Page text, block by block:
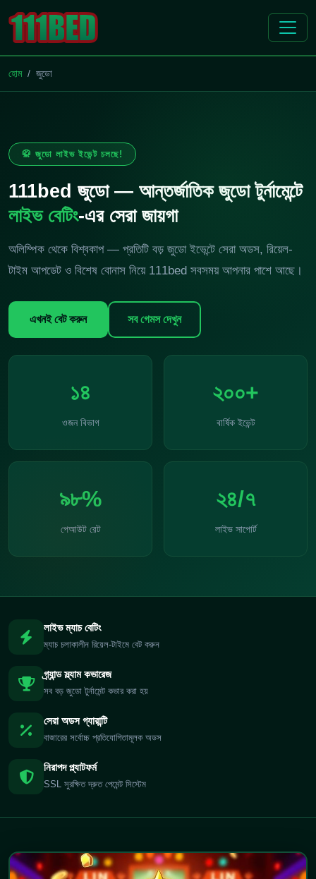
হোম জুডো
🥋 জুডো লাইভ ইভেন্ট চলছে!
111bed জুডো — আন্তর্জাতিক জুডো টুর্নামেন্টে
লাইভ বেটিং-এর সেরা জায়গা
অলিম্পিক থেকে বিশ্বকাপ — প্রতিটি বড় জুডো ইভেন্টে সেরা অডস, রিয়েল-
টাইম আপডেট ও বিশেষ বোনাস নিয়ে 111bed সবসময় আপনার পাশে আছে।
এখনই বেট করুন সব গেমস দেখুন
১৪
ওজন বিভাগ
২০০+
বার্ষিক ইভেন্ট
৯৮%
পেআউট রেট
২৪/৭
লাইভ সাপোর্ট
লাইভ ম্যাচ বেটিং
ম্যাচ চলাকালীন রিয়েল-টাইমে বেট করুন
গ্র্যান্ড স্ল্যাম কভারেজ
সব বড় জুডো টুর্নামেন্ট কভার করা হয়
সেরা অডস গ্যারান্টি
বাজারের সর্বোচ্চ প্রতিযোগিতামূলক অডস
নিরাপদ প্ল্যাটফর্ম
SSL সুরক্ষিত দ্রুত পেমেন্ট সিস্টেম